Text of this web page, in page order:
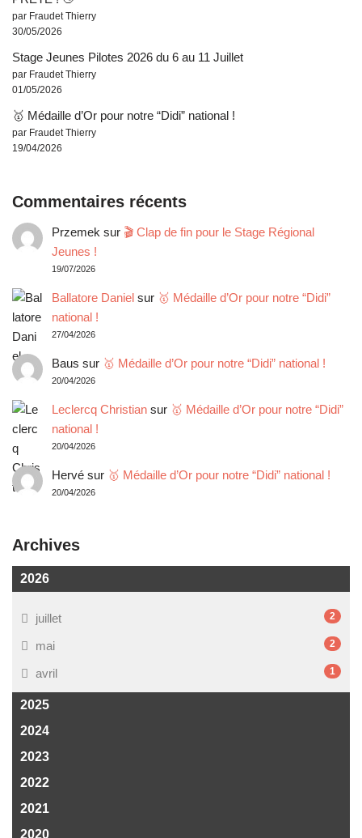
par Fraudet Thierry
30/05/2026
Stage Jeunes Pilotes 2026 du 6 au 11 Juillet
par Fraudet Thierry
01/05/2026
🥇 Médaille d’Or pour notre “Didi” national !
par Fraudet Thierry
19/04/2026
Commentaires récents
Przemek sur 🎬 Clap de fin pour le Stage Régional
Jeunes !
19/07/2026
Ballatore Danielsur 🥇 Médaille d’Or pour notre “Didi”
national !
27/04/2026
Baus sur 🥇 Médaille d’Or pour notre “Didi” national !
20/04/2026
Leclercq Christiansur 🥇 Médaille d’Or pour notre “Didi”
national !
20/04/2026
Hervésur 🥇 Médaille d’Or pour notre “Didi” national !
20/04/2026
Archives
2026
juillet 2
mai 2
avril 1
2025
2024
2023
2022
2021
2020